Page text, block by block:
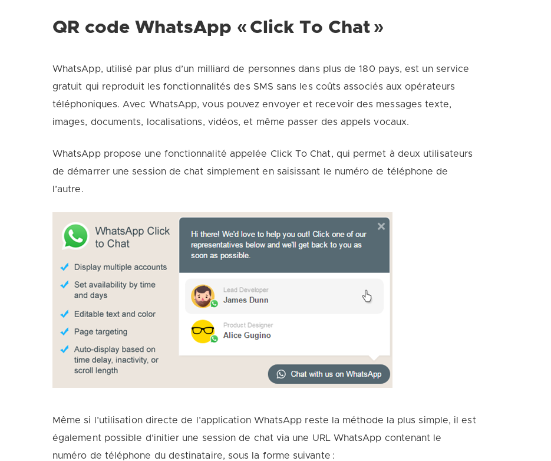
QR code WhatsApp « Click To Chat »
WhatsApp, utilisé par plus d’un milliard de personnes dans plus de 180 pays, est un service
gratuit qui reproduit les fonctionnalités des SMS sans les coûts associés aux opérateurs
téléphoniques. Avec WhatsApp, vous pouvez envoyer et recevoir des messages texte,
images, documents, localisations, vidéos, et même passer des appels vocaux.
WhatsApp propose une fonctionnalité appelée Click To Chat, qui permet à deux utilisateurs
de démarrer une session de chat simplement en saisissant le numéro de téléphone de
l’autre.
Même si l’utilisation directe de l’application WhatsApp reste la méthode la plus simple, il est
également possible d’initier une session de chat via une URL WhatsApp contenant le
numéro de téléphone du destinataire, sous la forme suivante :